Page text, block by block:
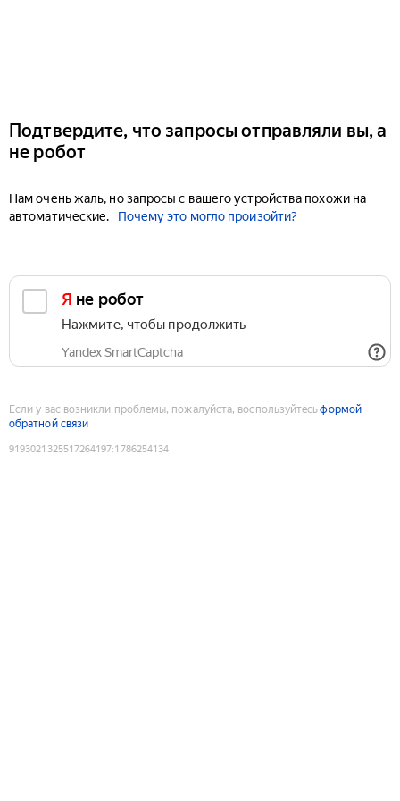
Подтвердите, что запросы отправляли вы, а
не робот
Нам очень жаль, но запросы с вашего устройства похожи на
автоматические.
Почему это могло произойти?
Я не робот
Нажмите, чтобы продолжить
Yandex SmartCaptcha
Если у вас возникли проблемы, пожалуйста, воспользуйтесьформой
обратной связи
9193021325517264197:1786254134